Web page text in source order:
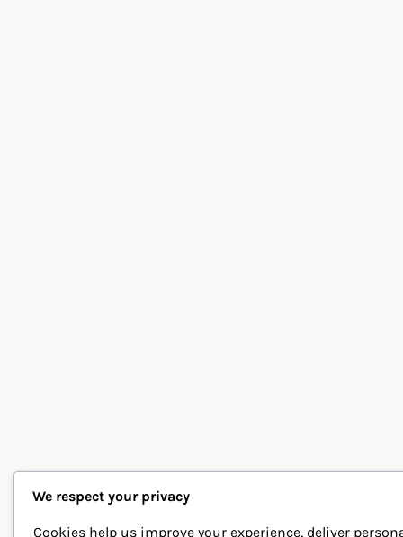
We respect your privacy
Cookies help us improve your experience, deliver